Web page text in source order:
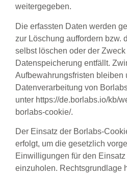
weitergegeben.
Die erfassten Daten werden
zur Löschung auffordern bzw.
selbst löschen oder der Zweck
Datenspeicherung entfällt.
Aufbewahrungsfristen bleiben
Datenverarbeitung von
unter https://de.borlabs.io/kb/
borlabs-cookie/.
Der Einsatz der Borlabs-
erfolgt, um die gesetzlich
Einwilligungen für den
einzuholen. Rechtsgrundlage